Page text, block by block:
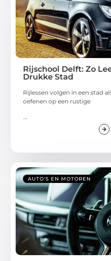
Rijschool Delft: Zo
Drukke Stad
Rijlessen volgen in een stad
oefenen op een rustige
...
AUTO'S EN MOTOREN